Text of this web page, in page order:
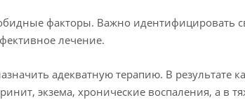
факторы. Важно идентифицировать
лечение.
адекватную терапию. В результате
экзема, хронические воспаления, а в